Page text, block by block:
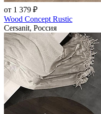
от 1 379 ₽
Wood Concept Rustic
Cersanit, Россия